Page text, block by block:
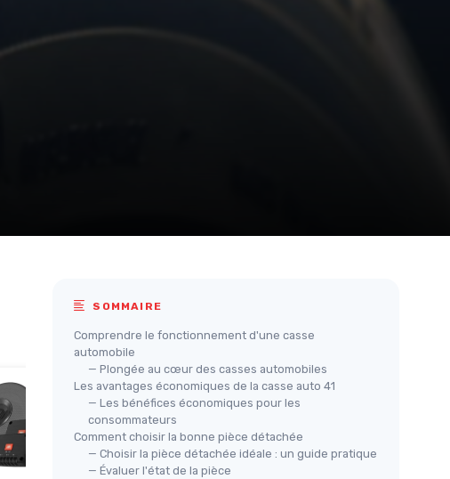
SOMMAIRE
Comprendre le fonctionnement d'une casse
automobile
— Plongée au cœur des casses automobiles
Les avantages économiques de la casse auto 41
— Les bénéfices économiques pour les
consommateurs
Comment choisir la bonne pièce détachée
— Choisir la pièce détachée idéale : un guide pratique
— Évaluer l'état de la pièce